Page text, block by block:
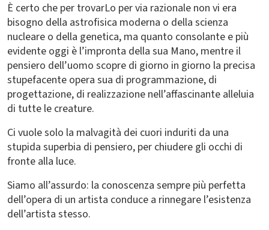
È certo che per trovarLo per via razionale non vi era
bisogno della astrofisica moderna o della scienza
nucleare o della genetica, ma quanto consolante e più
evidente oggi è l’impronta della sua Mano, mentre il
pensiero dell’uomo scopre di giorno in giorno la precisa
stupefacente opera sua di programmazione, di
progettazione, di realizzazione nell’affascinante alleluia
di tutte le creature.
Ci vuole solo la malvagità dei cuori induriti da una
stupida superbia di pensiero, per chiudere gli occhi di
fronte alla luce.
Siamo all’assurdo: la conoscenza sempre più perfetta
dell’opera di un artista conduce a rinnegare l’esistenza
dell’artista stesso.